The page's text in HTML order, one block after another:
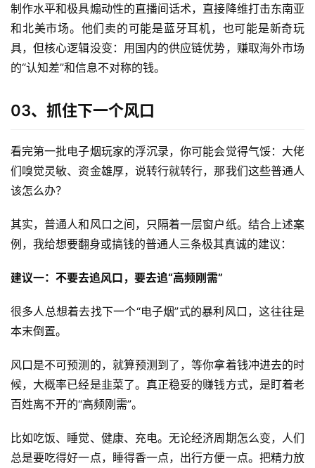
国
标
系
列
制作水平和极具煽动性的直播间话术，直接降维打击东南亚
和北美市场。他们卖的可能是蓝牙耳机，也可能是新奇玩
具，但核心逻辑没变：用国内的供应链优势，赚取海外市场
的“认知差”和信息不对称的钱。
03、抓住下一个风口
看完第一批电子烟玩家的浮沉录，你可能会觉得气馁：大佬
们嗅觉灵敏、资金雄厚，说转行就转行，那我们这些普通人
该怎么办？
其实，普通人和风口之间，只隔着一层窗户纸。结合上述案
例，我给想要翻身或搞钱的普通人三条极其真诚的建议：
建议一：不要去追风口，要去追“高频刚需”
很多人总想着去找下一个“电子烟”式的暴利风口，这往往是
本末倒置。
风口是不可预测的，就算预测到了，等你拿着钱冲进去的时
候，大概率已经是韭菜了。真正稳妥的赚钱方式，是盯着老
百姓离不开的“高频刚需”。
比如吃饭、睡觉、健康、充电。无论经济周期怎么变，人们
总是要吃得好一点，睡得香一点，出行方便一点。把精力放